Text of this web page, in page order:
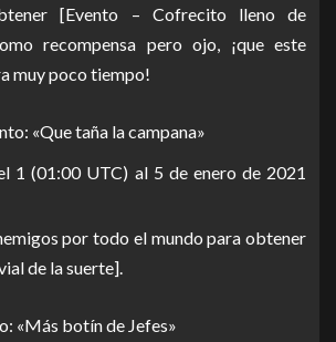
[Evento – Cofrecito lleno de
recompensa pero ojo, ¡que este
muy poco tiempo!
«Que taña la campana»
1 (01:00 UTC) al 5 de enero de 2021
por todo el mundo para obtener
de la suerte].
«Más botín de Jefes»